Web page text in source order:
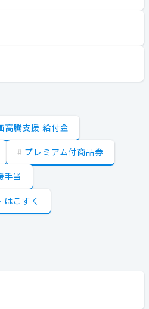
高騰支援 給付金
プレミアム付商品券
手当
こすく